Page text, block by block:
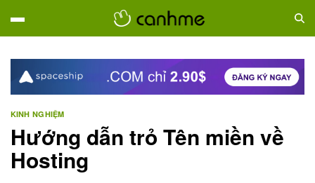
KINH NGHIỆM
Hướng dẫn trỏ Tên miền về
Hosting